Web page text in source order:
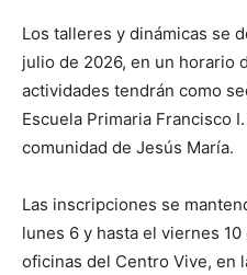
Los talleres y dinámicas se
julio de 2026, en un horario
actividades tendrán como
Escuela Primaria Francisco
comunidad de Jesús María.
Las inscripciones se
lunes 6 y hasta el viernes
oficinas del Centro Vive, en